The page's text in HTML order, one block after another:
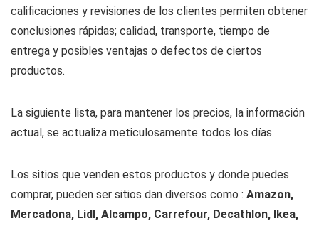
calificaciones y revisiones de los clientes permiten obtener
conclusiones rápidas; calidad, transporte, tiempo de
entrega y posibles ventajas o defectos de ciertos
productos.
La siguiente lista, para mantener los precios, la información
actual, se actualiza meticulosamente todos los días.
Los sitios que venden estos productos y donde puedes
comprar, pueden ser sitios dan diversos como : Amazon,
Mercadona, Lidl, Alcampo, Carrefour, Decathlon, Ikea,